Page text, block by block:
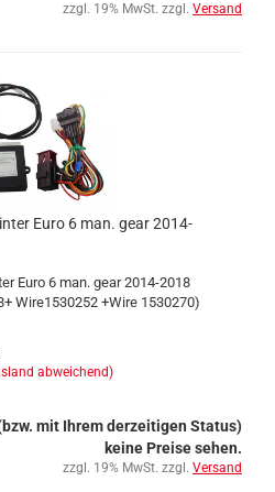
zzgl. 19% MwSt. zzgl. Versand
Euro 6 man. gear 2014-
Euro 6 man. gear 2014-2018
Wire1530252 +Wire 1530270)
abweichend)
mit Ihrem derzeitigen Status)
keine Preise sehen.
zzgl. 19% MwSt. zzgl. Versand